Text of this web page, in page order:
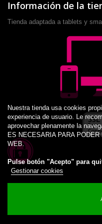
Desarrollado por
Información de la
Tienda adaptada a tablets y
Nuestra tienda usa cookies
experiencia de usuario. Le
aprovechar plenamente la
ES NECESARIA PARA
WEB.
Pulse botón "Acepto" para
Gestionar cookies